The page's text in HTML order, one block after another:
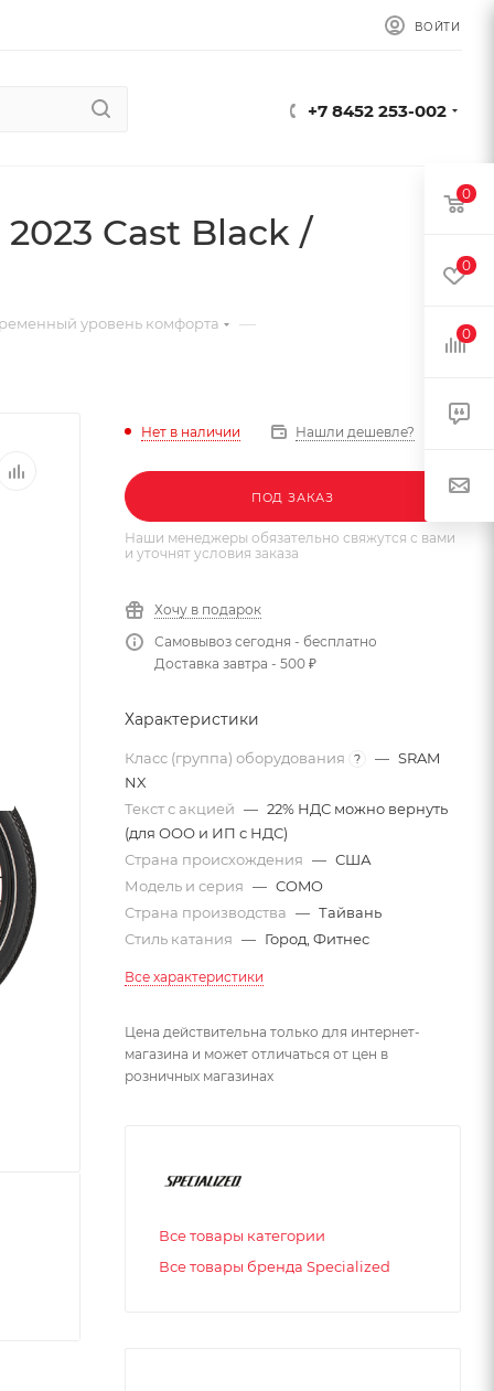
ВОЙТИ
+7 8452 253-002
Cast Black /
уровень комфорта —
Нет в наличии Нашли дешевле?
ПОД ЗАКАЗ
Наши менеджеры обязательно свяжутся с вами
и уточнят условия заказа
Хочу в подарок
Самовывоз сегодня - бесплатно
Доставка завтра - 500 ₽
Характеристики
Класс (группа) оборудования ? — SRAM
NX
Текст с акцией — 22% НДС можно вернуть
(для ООО и ИП с НДС)
Страна происхождения — США
Модель и серия — COMO
Страна производства — Тайвань
Стиль катания — Город, Фитнес
Все характеристики
Цена действительна только для интернет-
магазина и может отличаться от цен в
розничных магазинах
Все товары категории
Все товары бренда Specialized
0
0
0